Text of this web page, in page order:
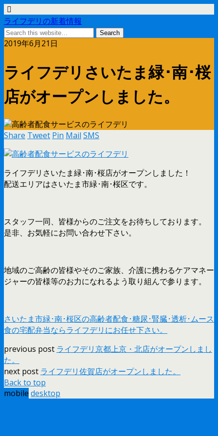
ライフデリの新着情報
2019年6月21日
ライフデリさいたま緑･南･桜
店がオープンしました。
Share Tweet Pin Mail SMS
ライフデリさいたま緑･南･桜店がオープンしました！
配送エリアはさいたま市緑･南･桜区です。
スタッフ一同、皆様からのご注文をお待ちしております。
是非、お気軽にお問い合わせ下さい。
地域のご高齢の皆様やそのご家族、介護に携わるケアマネー
ジャーの皆様等のお力になれるよう取り組んで参ります。
さいたま市緑･南･桜区の高齢者配食･糖尿･腎臓･透析･ムース
食の宅配弁当ならライフデリにお任せ下さい。
previous post ライフデリ京都上京・北店がオープンしまし
た。
next post ライフデリ佐賀店がオープンしました。
Back to top
mobile desktop